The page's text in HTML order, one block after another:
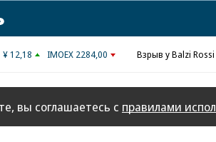
¥ 12,18 IMOEX 2284,00 Взрыв у Balzi Rossi
вы соглашаетесь с правилами